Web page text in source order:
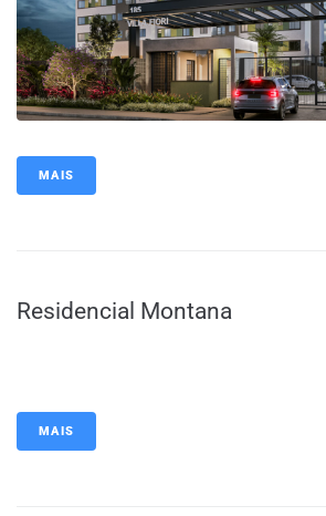
MAIS
Residencial Montana
MAIS